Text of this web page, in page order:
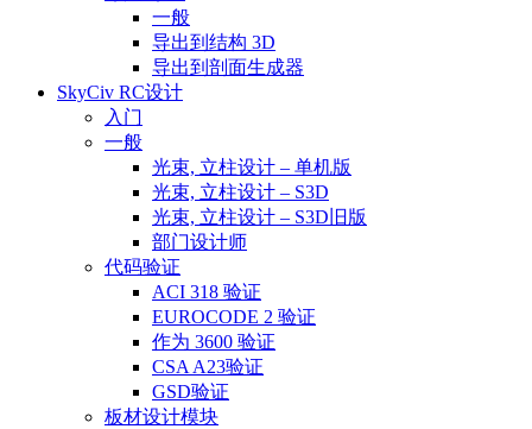
一般
导出到结构 3D
导出到剖面生成器
SkyCiv RC设计
入门
一般
光束, 立柱设计 – 单机版
光束, 立柱设计 – S3D
光束, 立柱设计 – S3D旧版
部门设计师
代码验证
ACI 318 验证
EUROCODE 2 验证
作为 3600 验证
CSA A23验证
GSD验证
板材设计模块